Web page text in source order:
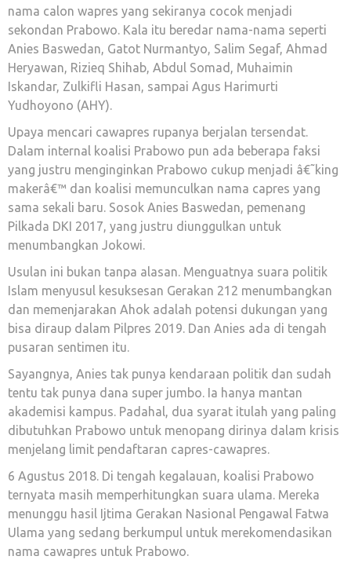
nama calon wapres yang sekiranya cocok menjadi
sekondan Prabowo. Kala itu beredar nama-nama seperti
Anies Baswedan, Gatot Nurmantyo, Salim Segaf, Ahmad
Heryawan, Rizieq Shihab, Abdul Somad, Muhaimin
Iskandar, Zulkifli Hasan, sampai Agus Harimurti
Yudhoyono (AHY).
Upaya mencari cawapres rupanya berjalan tersendat.
Dalam internal koalisi Prabowo pun ada beberapa faksi
yang justru menginginkan Prabowo cukup menjadi â€˜king
makerâ€™ dan koalisi memunculkan nama capres yang
sama sekali baru. Sosok Anies Baswedan, pemenang
Pilkada DKI 2017, yang justru diunggulkan untuk
menumbangkan Jokowi.
Usulan ini bukan tanpa alasan. Menguatnya suara politik
Islam menyusul kesuksesan Gerakan 212 menumbangkan
dan memenjarakan Ahok adalah potensi dukungan yang
bisa diraup dalam Pilpres 2019. Dan Anies ada di tengah
pusaran sentimen itu.
Sayangnya, Anies tak punya kendaraan politik dan sudah
tentu tak punya dana super jumbo. Ia hanya mantan
akademisi kampus. Padahal, dua syarat itulah yang paling
dibutuhkan Prabowo untuk menopang dirinya dalam krisis
menjelang limit pendaftaran capres-cawapres.
6 Agustus 2018. Di tengah kegalauan, koalisi Prabowo
ternyata masih memperhitungkan suara ulama. Mereka
menunggu hasil Ijtima Gerakan Nasional Pengawal Fatwa
Ulama yang sedang berkumpul untuk merekomendasikan
nama cawapres untuk Prabowo.